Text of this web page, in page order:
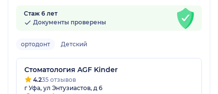
Стаж 6 лет
Документы проверены
ортодонт Детский
Стоматология AGF Kinder
4.235 отзывов
г Уфа, ул Энтузиастов, д 6